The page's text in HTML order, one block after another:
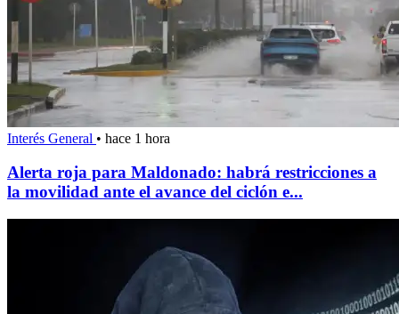
Interés General • hace 1 hora
Alerta roja para Maldonado: habrá restricciones a
la movilidad ante el avance del ciclón e...